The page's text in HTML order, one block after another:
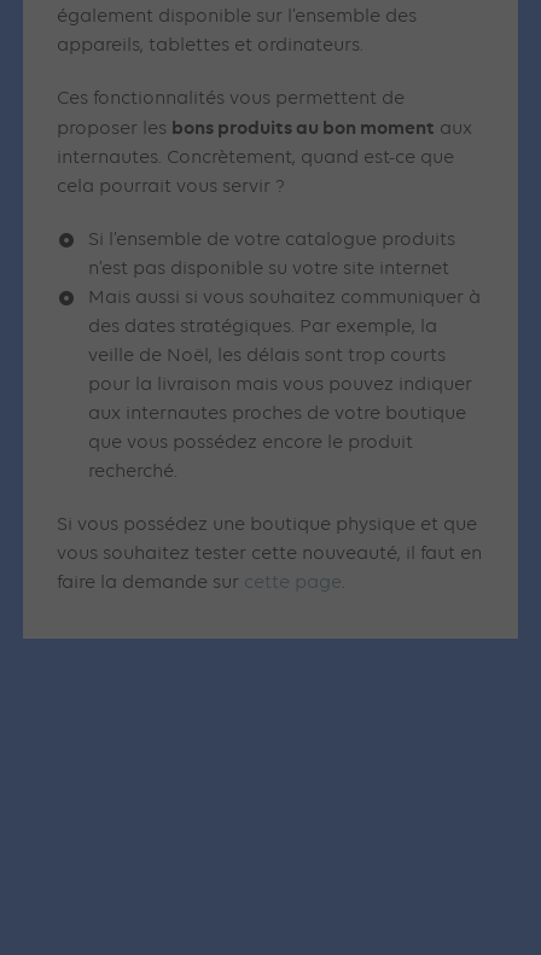
également disponible sur l’ensemble des
appareils, tablettes et ordinateurs.
Ces fonctionnalités vous permettent de
proposer les bons produits au bon moment aux
internautes. Concrètement, quand est-ce que
cela pourrait vous servir ?
Si l’ensemble de votre catalogue produits
n’est pas disponible su votre site internet
Mais aussi si vous souhaitez communiquer à
des dates stratégiques. Par exemple, la
veille de Noël, les délais sont trop courts
pour la livraison mais vous pouvez indiquer
aux internautes proches de votre boutique
que vous possédez encore le produit
recherché.
Si vous possédez une boutique physique et que
vous souhaitez tester cette nouveauté, il faut en
faire la demande sur cette page.